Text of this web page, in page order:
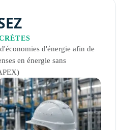
d'énergie afin de
en énergie sans